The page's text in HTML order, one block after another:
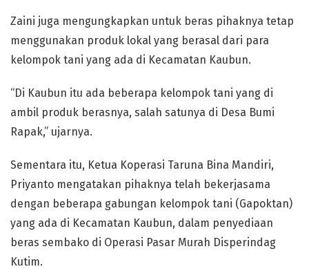
Zaini juga mengungkapkan untuk beras pihaknya tetap
menggunakan produk lokal yang berasal dari para
kelompok tani yang ada di Kecamatan Kaubun.
“Di Kaubun itu ada beberapa kelompok tani yang di
ambil produk berasnya, salah satunya di Desa Bumi
Rapak,” ujarnya.
Sementara itu, Ketua Koperasi Taruna Bina Mandiri,
Priyanto mengatakan pihaknya telah bekerjasama
dengan beberapa gabungan kelompok tani (Gapoktan)
yang ada di Kecamatan Kaubun, dalam penyediaan
beras sembako di Operasi Pasar Murah Disperindag
Kutim.